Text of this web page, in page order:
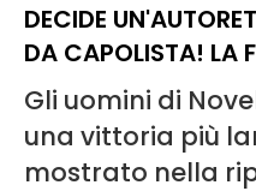
DECIDE
DA CAPOLISTA! LA
Gli uomini di
una vittoria più
mostrato nella